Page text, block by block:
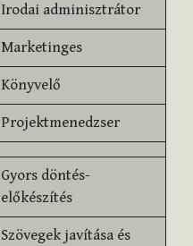
Irodai adminisztrátor
Marketinges
Könyvelő
Projektmenedzser
Gyors döntés-
előkészítés
Szövegek javítása és